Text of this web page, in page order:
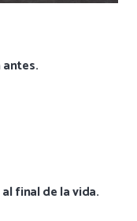
final de la vida.